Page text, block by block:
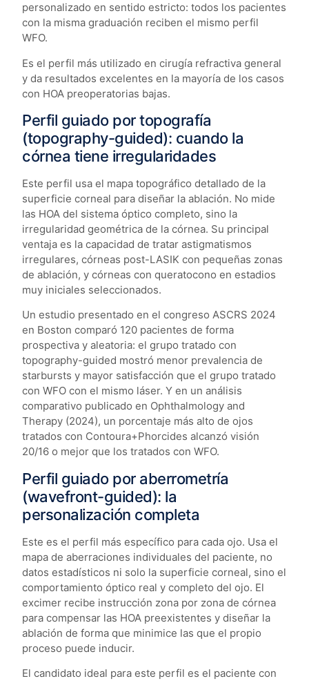
personalizado en sentido estricto: todos los pacientes
con la misma graduación reciben el mismo perfil
WFO.
Es el perfil más utilizado en cirugía refractiva general
y da resultados excelentes en la mayoría de los casos
con HOA preoperatorias bajas.
Perfil guiado por topografía
(topography-guided): cuando la
córnea tiene irregularidades
Este perfil usa el mapa topográfico detallado de la
superficie corneal para diseñar la ablación. No mide
las HOA del sistema óptico completo, sino la
irregularidad geométrica de la córnea. Su principal
ventaja es la capacidad de tratar astigmatismos
irregulares, córneas post-LASIK con pequeñas zonas
de ablación, y córneas con queratocono en estadios
muy iniciales seleccionados.
Un estudio presentado en el congreso ASCRS 2024
en Boston comparó 120 pacientes de forma
prospectiva y aleatoria: el grupo tratado con
topography-guided mostró menor prevalencia de
starbursts y mayor satisfacción que el grupo tratado
con WFO con el mismo láser. Y en un análisis
comparativo publicado en Ophthalmology and
Therapy (2024), un porcentaje más alto de ojos
tratados con Contoura+Phorcides alcanzó visión
20/16 o mejor que los tratados con WFO.
Perfil guiado por aberrometría
(wavefront-guided): la
personalización completa
Este es el perfil más específico para cada ojo. Usa el
mapa de aberraciones individuales del paciente, no
datos estadísticos ni solo la superficie corneal, sino el
comportamiento óptico real y completo del ojo. El
excimer recibe instrucción zona por zona de córnea
para compensar las HOA preexistentes y diseñar la
ablación de forma que minimice las que el propio
proceso puede inducir.
El candidato ideal para este perfil es el paciente con